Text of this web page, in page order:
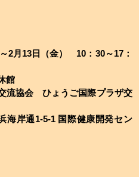
2月13日（金） 10：30～17：
流協会 ひょうご国際プラザ交
1-5-1 国際健康開発セン